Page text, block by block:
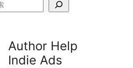
Author Help
Indie Ads